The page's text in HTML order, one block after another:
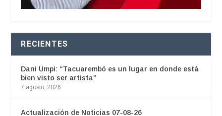
RECIENTES
Dani Umpi: “Tacuarembó es un lugar en donde está
bien visto ser artista”
7 agosto, 2026
Actualización de Noticias 07-08-26